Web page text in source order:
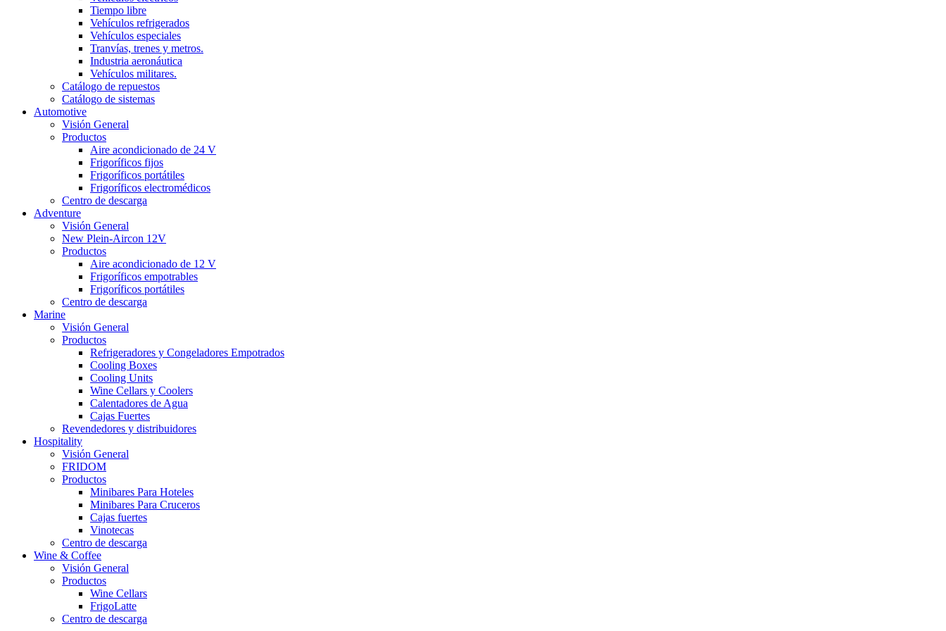
Tiempo libre
Vehículos refrigerados
Vehículos especiales
Tranvías, trenes y metros.
Industria aeronáutica
Vehículos militares.
Catálogo de repuestos
Catálogo de sistemas
Automotive
Visión General
Productos
Aire acondicionado de 24 V
Frigoríficos fijos
Frigoríficos portátiles
Frigoríficos electromédicos
Centro de descarga
Adventure
Visión General
New Plein-Aircon 12V
Productos
Aire acondicionado de 12 V
Frigoríficos empotrables
Frigoríficos portátiles
Centro de descarga
Marine
Visión General
Productos
Refrigeradores y Congeladores Empotrados
Cooling Boxes
Cooling Units
Wine Cellars y Coolers
Calentadores de Agua
Cajas Fuertes
Revendedores y distribuidores
Hospitality
Visión General
FRIDOM
Productos
Minibares Para Hoteles
Minibares Para Cruceros
Cajas fuertes
Vinotecas
Centro de descarga
Wine & Coffee
Visión General
Productos
Wine Cellars
FrigoLatte
Centro de descarga